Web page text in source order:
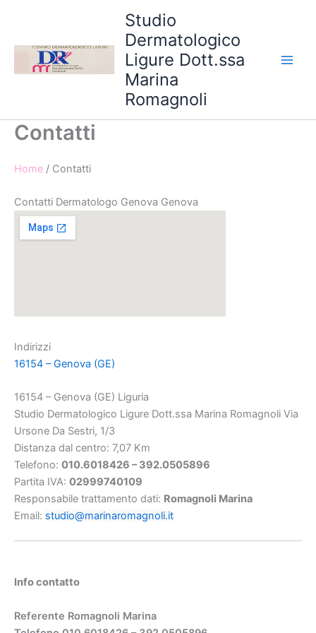
Studio
Dermatologico
Ligure Dott.ssa
Marina
Romagnoli
Contatti
Home / Contatti
Contatti Dermatologo Genova Genova
Indirizzi
16154 – Genova (GE)
16154 – Genova (GE) Liguria
Studio Dermatologico Ligure Dott.ssa Marina Romagnoli Via
Ursone Da Sestri, 1/3
Distanza dal centro: 7,07 Km
Telefono: 010.6018426 –392.0505896
Partita IVA: 02999740109
Responsabile trattamento dati: Romagnoli Marina
Email: studio@marinaromagnoli.it
Info contatto
Referente Romagnoli Marina